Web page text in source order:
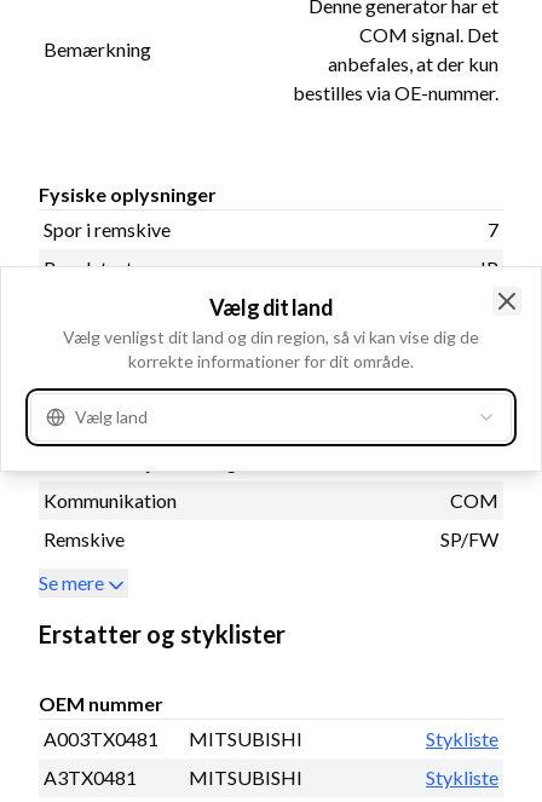
Bemærkning
Denne generator har et
COM signal. Det
anbefales, at der kun
bestilles via OE-nummer.
Fysiske oplysninger
Spor i remskive
7
Regulatortype
IR
Afstand - ophæng
61.00
Radius
90.00
Remskivediameter
49.00
Kommunikation
COM
Remskive
SP/FW
Se mere
Erstatter og styklister
OEM nummer
A003TX0481
MITSUBISHI
Stykliste
A3TX0481
MITSUBISHI
Stykliste
Vælg dit land
Vælg venligst dit land og din region, så vi kan vise dig de
korrekte informationer for dit område.
Vælg land